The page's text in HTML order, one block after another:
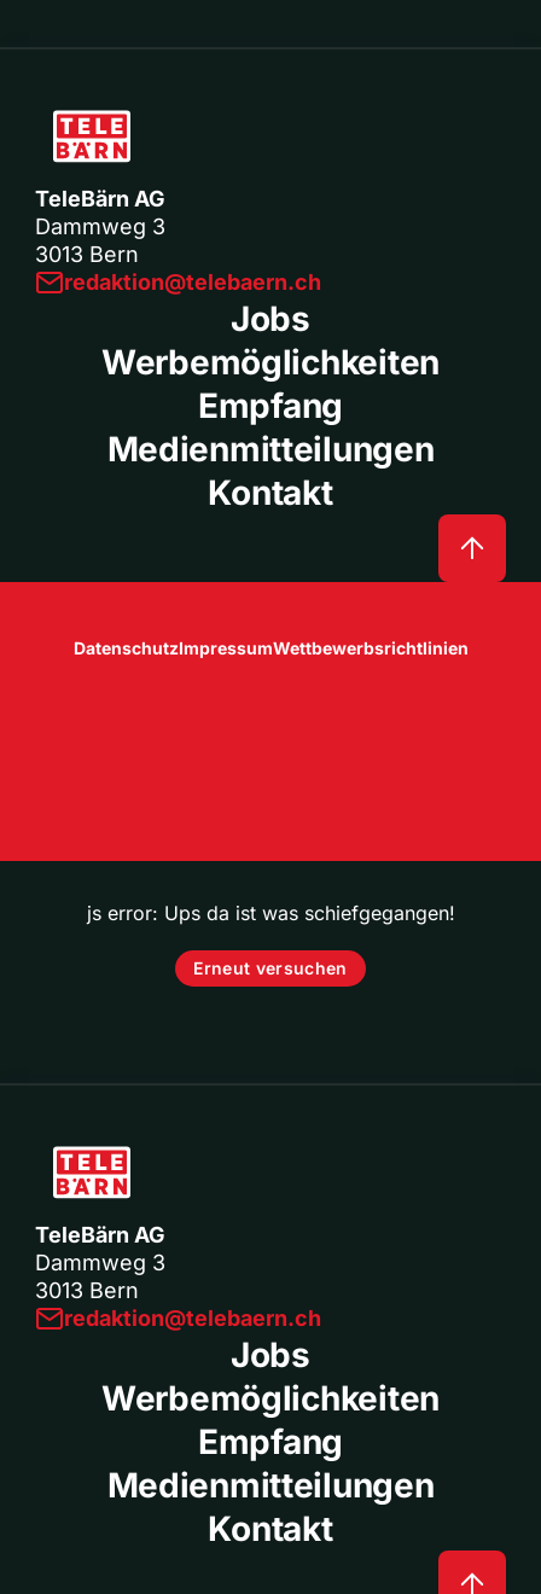
TeleBärn AG
Dammweg 3
3013 Bern
redaktion@telebaern.ch
Jobs
Werbemöglichkeiten
Empfang
Medienmitteilungen
Kontakt
DatenschutzImpressumWettbewerbsrichtlinien
js error: Ups da ist was schiefgegangen!
Erneut versuchen
TeleBärn AG
Dammweg 3
3013 Bern
redaktion@telebaern.ch
Jobs
Werbemöglichkeiten
Empfang
Medienmitteilungen
Kontakt